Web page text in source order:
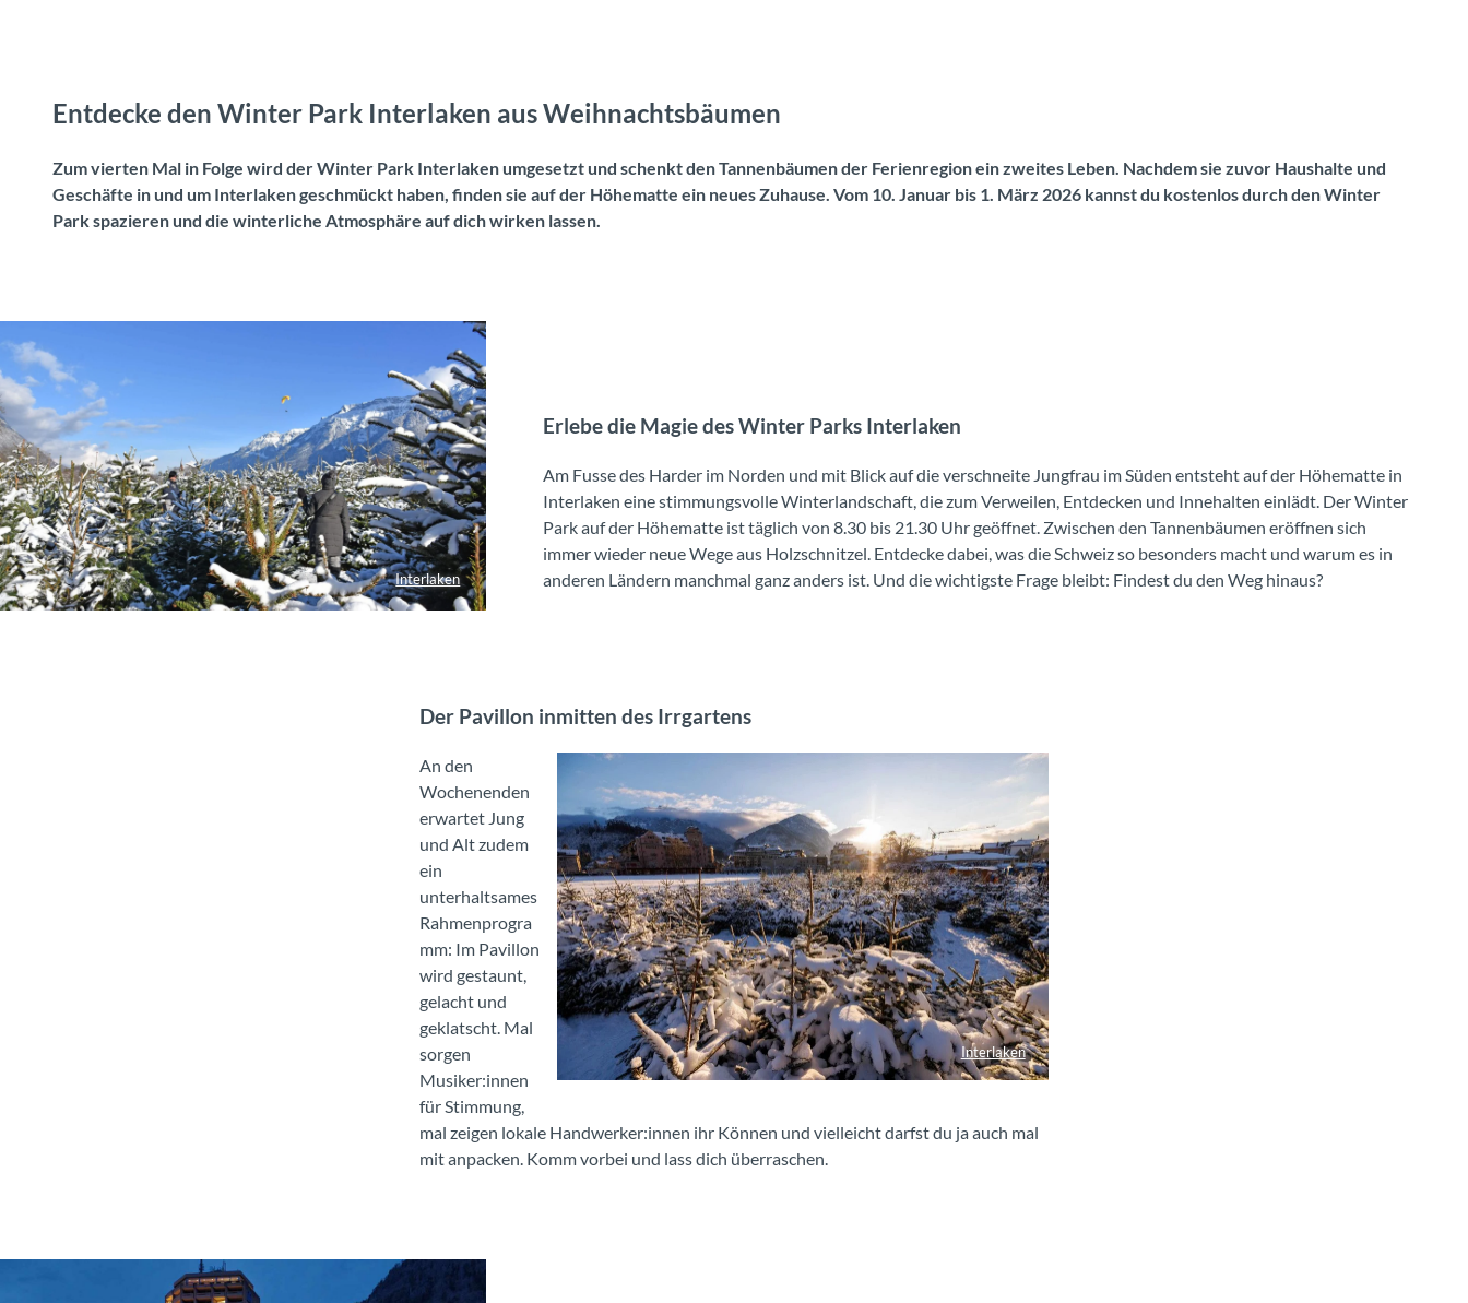
Entdecke den Winter Park Interlaken aus Weihnachtsbäumen
Zum vierten Mal in Folge wird der Winter Park Interlaken umgesetzt und schenkt den Tannenbäumen der Ferienregion ein zweites Leben. Nachdem sie zuvor Haushalte und
Geschäfte in und um Interlaken geschmückt haben, finden sie auf der Höhematte ein neues Zuhause. Vom 10. Januar bis 1. März 2026 kannst du kostenlos durch den Winter
Park spazieren und die winterliche Atmosphäre auf dich wirken lassen.
Interlaken
Erlebe die Magie des Winter Parks Interlaken
Am Fusse des Harder im Norden und mit Blick auf die verschneite Jungfrau im Süden entsteht auf der Höhematte in
Interlaken eine stimmungsvolle Winterlandschaft, die zum Verweilen, Entdecken und Innehalten einlädt. Der Winter
Park auf der Höhematte ist täglich von 8.30 bis 21.30 Uhr geöffnet. Zwischen den Tannenbäumen eröffnen sich
immer wieder neue Wege aus Holzschnitzel. Entdecke dabei, was die Schweiz so besonders macht und warum es in
anderen Ländern manchmal ganz anders ist. Und die wichtigste Frage bleibt: Findest du den Weg hinaus?
Der Pavillon inmitten des Irrgartens
Interlaken
Winterlaken Labyrinth mit Schnee und Sonnenuntergang
An den
Wochenenden
erwartet Jung
und Alt zudem
ein
unterhaltsames
Rahmenprogra
mm: Im Pavillon
wird gestaunt,
gelacht und
geklatscht. Mal
sorgen
Musiker:innen
für Stimmung,
mal zeigen lokale Handwerker:innen ihr Können und vielleicht darfst du ja auch mal
mit anpacken. Komm vorbei und lass dich überraschen.